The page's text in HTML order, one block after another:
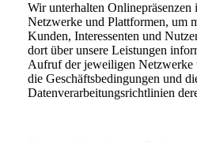
Wir unterhalten Onlinepräsenzen
Netzwerke und Plattformen, um
Kunden, Interessenten und
dort über unsere Leistungen
Aufruf der jeweiligen Netzwerke
die Geschäftsbedingungen und
Datenverarbeitungsrichtlinien